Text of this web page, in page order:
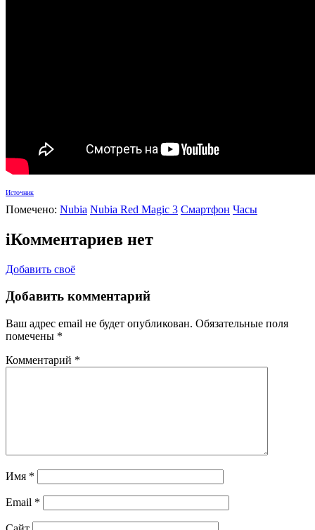
Источник
Помечено: Nubia Nubia Red Magic 3 Смартфон Часы
iКомментариев нет
Добавить своё
Добавить комментарий
Ваш адрес email не будет опубликован. Обязательные поля
помечены *
Комментарий *
Имя *
Email *